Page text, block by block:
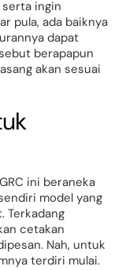
serta ingin
pula, ada baiknya
dapat
berapapun
akan sesuai
ini beraneka
model yang
Terkadang
cetakan
Nah, untuk
terdiri mulai.